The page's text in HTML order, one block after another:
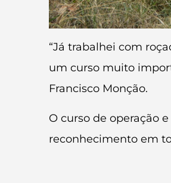
“Já trabalhei com
um curso muito
Francisco Monção.
O curso de operação
reconhecimento em